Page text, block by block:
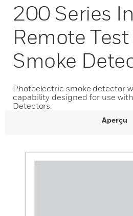
200 Series
Remote
Smoke
Photoelectric smoke detector
capability designed for use
Detectors.
Aperçu